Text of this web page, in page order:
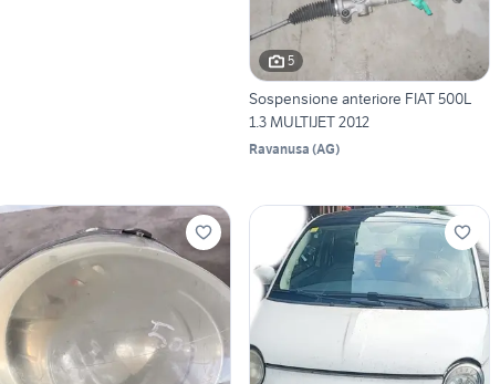
5
Sospensione anteriore FIAT 500L
1.3 MULTIJET 2012
Ravanusa (AG)